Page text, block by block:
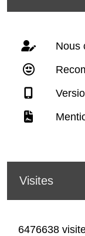
Nous
Visites
6476638